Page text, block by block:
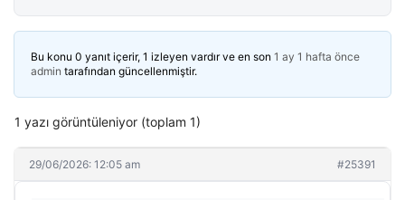
Bu konu 0 yanıt içerir, 1 izleyen vardır ve en son 1 ay 1 hafta önce
admin tarafından güncellenmiştir.
1 yazı görüntüleniyor (toplam 1)
29/06/2026: 12:05 am #25391